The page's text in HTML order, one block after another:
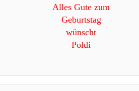
Alles Gute zum
Geburtstag
wünscht
Poldi